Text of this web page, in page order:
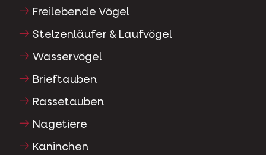
Freilebende Vögel
Stelzenläufer & Laufvögel
Wasservögel
Brieftauben
Rassetauben
Nagetiere
Kaninchen